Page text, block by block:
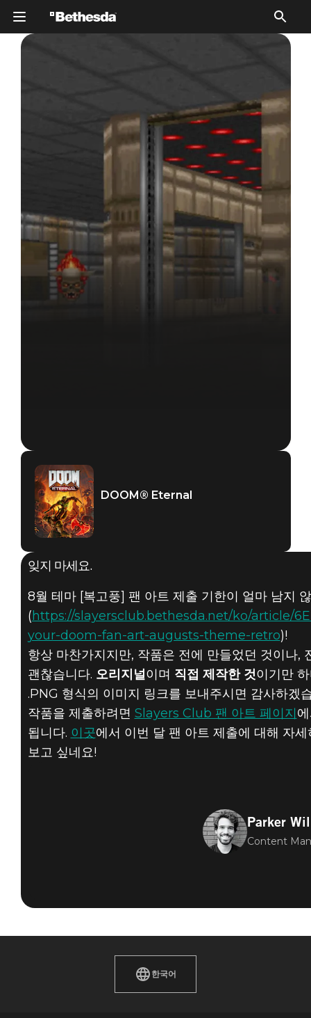
DOOM® Eternal
2019년 8월 31일
복고풍 팬
아트를 제출할
시간이 얼마
않았습니다!
DOOM® Eternal
잊지 마세요.
8월 테마 [복고풍] 팬 아트 제출 기한이 얼마 남지
(https://slayersclub.bethesda.net/ko/article/
your-doom-fan-art-augusts-theme-retro)!
항상 마찬가지지만, 작품은 전에 만들었던 것이나
괜찮습니다. 오리지널이며 직접 제작한 것이기만
.PNG 형식의 이미지 링크를 보내주시면 감사하겠
작품을 제출하려면 Slayers Club 팬 아트 페이지
됩니다. 이곳에서 이번 달 팬 아트 제출에 대해 자
보고 싶네요!
Parker
Content
한국어